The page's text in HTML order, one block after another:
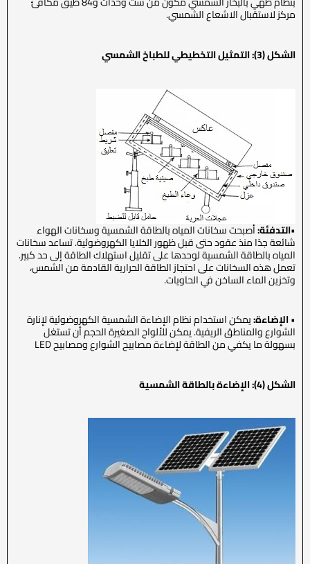
مركز لاستقبال الاشعاع الشمسي.
الشكل (3): التمثيل التخطيطي للطباخ الشمسي
•التدفئة:أصبحت سخانات المياه بالطاقة الشمسية وسخانات الهواء
شائعة جدًا منذ عقود حتى قبل ظهور الخلايا الكهروضوئية. تساعد سخانات
المياه بالطاقة الشمسية لوحدها على تقليل استهلاك الطاقة إلى حد كبير.
تعمل هذه السخانات على احتجاز الطاقة الحرارية القادمة من الشمس،
وتخزين الماء الساخن في الحاويات.
•الإضاءة:يمكن استخدام نظام الإضاءة الشمسية الكهروضوئية لإنارة
الشوارع والمناطق الريفية. يمكن للألواح الصغيرة الحجم أن تستغل
بسهولة ما يكفي من الطاقة لإضاءة مصابيح الشوارع ومصابيح LED
الشكل (4): الإضاءة بالطاقة الشمسية